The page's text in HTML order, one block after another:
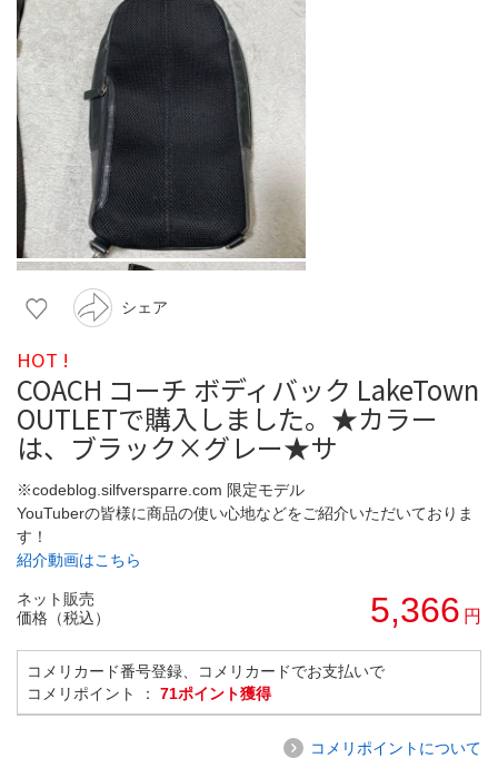
シェア
HOT !
COACH コーチ ボディバック LakeTown
OUTLETで購入しました。★カラー
は、ブラック×グレー★サ
※codeblog.silfversparre.com 限定モデル
YouTuberの皆様に商品の使い心地などをご紹介いただいておりま
す！
紹介動画はこちら
ネット販売
価格（税込）
5,366 円
コメリカード番号登録、コメリカードでお支払いで
コメリポイント ： 71ポイント獲得
コメリポイントについて